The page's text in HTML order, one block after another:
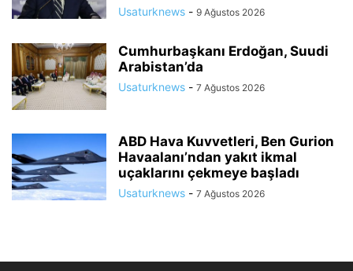
Usaturknews - 9 Ağustos 2026
Cumhurbaşkanı Erdoğan, Suudi
Arabistan’da
Usaturknews - 7 Ağustos 2026
ABD Hava Kuvvetleri, Ben Gurion
Havaalanı’ndan yakıt ikmal
uçaklarını çekmeye başladı
Usaturknews - 7 Ağustos 2026